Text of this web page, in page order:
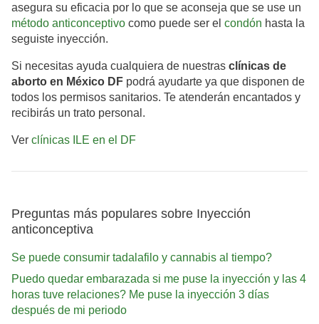
asegura su eficacia por lo que se aconseja que se use un
método anticonceptivo como puede ser el condón hasta la
seguiste inyección.
Si necesitas ayuda cualquiera de nuestras clínicas de
aborto en México DF podrá ayudarte ya que disponen de
todos los permisos sanitarios. Te atenderán encantados y
recibirás un trato personal.
Ver clínicas ILE en el DF
Preguntas más populares sobre Inyección
anticonceptiva
Se puede consumir tadalafilo y cannabis al tiempo?
Puedo quedar embarazada si me puse la inyección y las 4
horas tuve relaciones? Me puse la inyección 3 días
después de mi periodo